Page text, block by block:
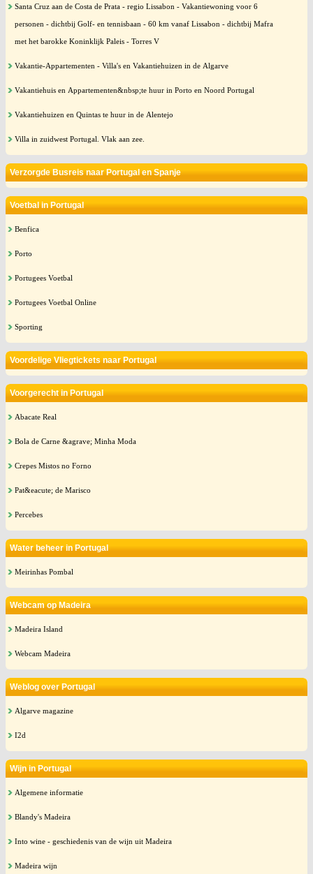
Santa Cruz aan de Costa de Prata - regio Lissabon - Vakantiewoning voor 6
personen - dichtbij Golf- en tennisbaan - 60 km vanaf Lissabon - dichtbij Mafra
met het barokke Koninklijk Paleis - Torres V
Vakantie-Appartementen - Villa's en Vakantiehuizen in de Algarve
Vakantiehuis en Appartementen&nbsp;te huur in Porto en Noord Portugal
Vakantiehuizen en Quintas te huur in de Alentejo
Villa in zuidwest Portugal. Vlak aan zee.
Verzorgde Busreis naar Portugal en Spanje
Voetbal in Portugal
Benfica
Porto
Portugees Voetbal
Portugees Voetbal Online
Sporting
Voordelige Vliegtickets naar Portugal
Voorgerecht in Portugal
Abacate Real
Bola de Carne &agrave; Minha Moda
Crepes Mistos no Forno
Pat&eacute; de Marisco
Percebes
Water beheer in Portugal
Meirinhas Pombal
Webcam op Madeira
Madeira Island
Webcam Madeira
Weblog over Portugal
Algarve magazine
I2d
Wijn in Portugal
Algemene informatie
Blandy's Madeira
Into wine - geschiedenis van de wijn uit Madeira
Madeira wijn